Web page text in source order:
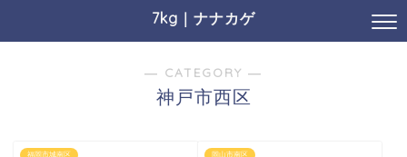
7kg｜ナナカゲ
― CATEGORY ―
神戸市西区
福岡市城南区 岡山市南区